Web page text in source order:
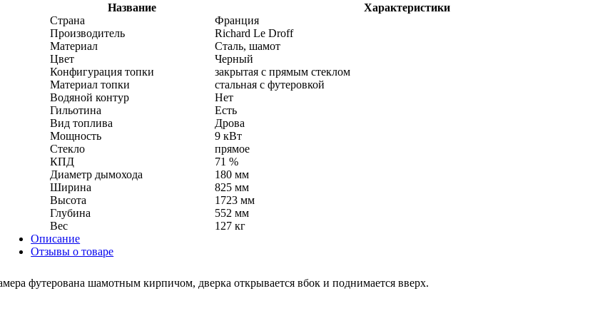
Название
Характеристики
Страна
Франция
Производитель
Richard Le Droff
Материал
Сталь, шамот
Цвет
Черный
Конфигурация топки
закрытая с прямым стеклом
Материал топки
стальная с футеровкой
Водяной контур
Нет
Гильотина
Есть
Вид топлива
Дрова
Мощность
9 кВт
Стекло
прямое
КПД
71 %
Диаметр дымохода
180 мм
Ширина
825 мм
Высота
1723 мм
Глубина
552 мм
Вес
127 кг
Описание
Отзывы о товаре
футерована шамотным кирпичом, дверка открывается вбок и поднимается вверх.